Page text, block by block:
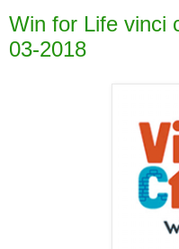
Win for Life vinci
03-2018